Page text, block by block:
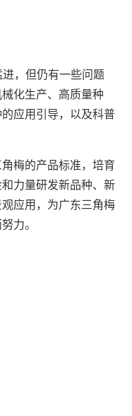
，但仍有一些问题
化生产、高质量种
应用引导，以及科普
梅的产品标准，培育
力量研发新品种、新
应用，为广东三角梅
力。